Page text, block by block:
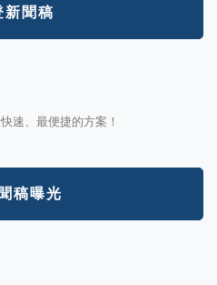
新聞稿
速、最便捷的方案！
稿曝光